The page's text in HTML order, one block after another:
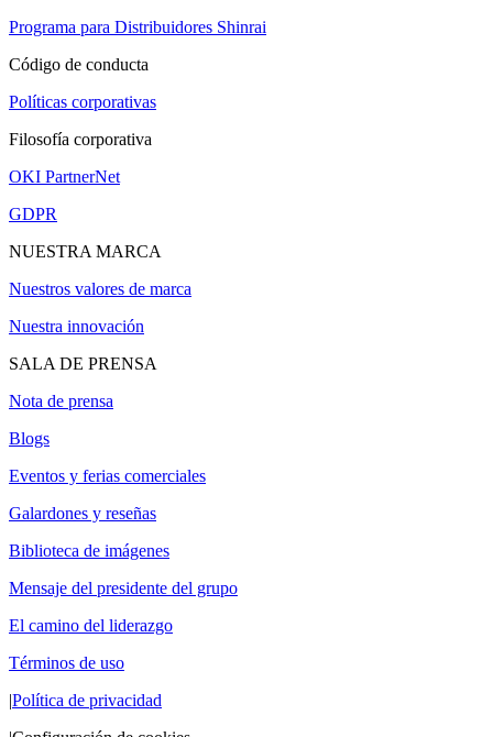
Programa para Distribuidores Shinrai
Código de conducta
Políticas corporativas
Filosofía corporativa
OKI PartnerNet
GDPR
NUESTRA MARCA
Nuestros valores de marca
Nuestra innovación
SALA DE PRENSA
Nota de prensa
Blogs
Eventos y ferias comerciales
Galardones y reseñas
Biblioteca de imágenes
Mensaje del presidente del grupo
El camino del liderazgo
Términos de uso
|Política de privacidad